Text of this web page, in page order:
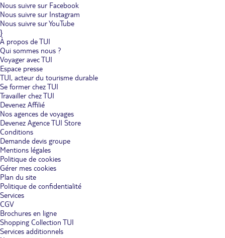
Nous suivre sur Facebook
Nous suivre sur Instagram
Nous suivre sur YouTube
}
À propos de TUI
Qui sommes nous ?
Voyager avec TUI
Espace presse
TUI, acteur du tourisme durable
Se former chez TUI
Travailler chez TUI
Devenez Affilié
Nos agences de voyages
Devenez Agence TUI Store
Conditions
Demande devis groupe
Mentions légales
Politique de cookies
Gérer mes cookies
Plan du site
Politique de confidentialité
Services
CGV
Brochures en ligne
Shopping Collection TUI
Services additionnels